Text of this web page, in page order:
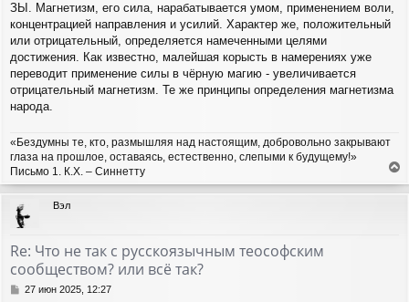
ЗЫ. Магнетизм, его сила, нарабатывается умом, применением воли,
концентрацией направления и усилий. Характер же, положительный
или отрицательный, определяется намеченными целями
достижения. Как известно, малейшая корысть в намерениях уже
переводит применение силы в чёрную магию - увеличивается
отрицательный магнетизм. Те же принципы определения магнетизма
народа.
«Бездумны те, кто, размышляя над настоящим, добровольно закрывают
глаза на прошлое, оставаясь, естественно, слепыми к будущему!»
Письмо 1. К.Х. – Синнетту
е
р
Вэл
Re: Что не так с русскоязычным теософским
сообществом? или всё так?
С27 июн 2025, 12:27